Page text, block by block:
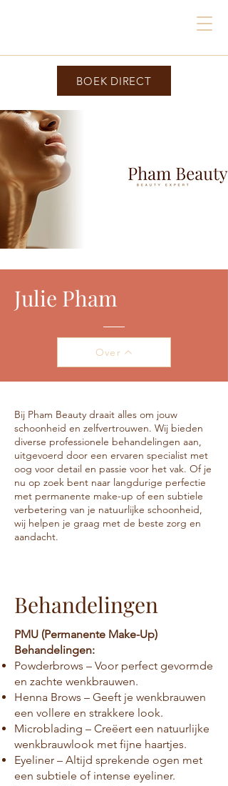
BOEK DIRECT
Julie Pham
Over
Bij Pham Beauty draait alles om jouw
schoonheid en zelfvertrouwen. Wij bieden
diverse professionele behandelingen aan,
uitgevoerd door een ervaren specialist met
oog voor detail en passie voor het vak. Of je
nu op zoek bent naar langdurige perfectie
met permanente make-up of een subtiele
verbetering van je natuurlijke schoonheid,
wij helpen je graag met de beste zorg en
aandacht.
Behandelingen
PMU (Permanente Make-Up)
Behandelingen:
Powderbrows – Voor perfect gevormde
en zachte wenkbrauwen.
Henna Brows – Geeft je wenkbrauwen
een vollere en strakkere look.
Microblading – Creëert een natuurlijke
wenkbrauwlook met fijne haartjes.
Eyeliner – Altijd sprekende ogen met
een subtiele of intense eyeliner.